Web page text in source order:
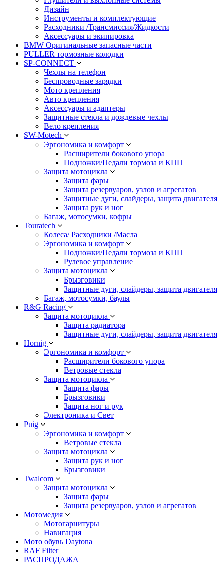
Дизайн
Инструменты и комплектующие
Расходники /Трансмиссия/Жидкости
Аксессуары и экипировка
BMW Оригинальные запасные части
PULLER тормозные колодки
SP-CONNECT
Чехлы на телефон
Беспроводные зарядки
Мото крепления
Авто крепления
Аксессуары и адаптеры
Защитные стекла и дождевые чехлы
Вело крепления
SW-Motech
Эргономика и комфорт
Расширители бокового упора
Подножки/Педали тормоза и КПП
Защита мотоцикла
Защита фары
Защита резервуаров, узлов и агрегатов
Защитные дуги, слайдеры, защита двигателя
Защита рук и ног
Багаж, мотосумки, кофры
Touratech
Колеса/ Расходники /Масла
Эргономика и комфорт
Подножки/Педали тормоза и КПП
Рулевое управление
Защита мотоцикла
Брызговики
Защитные дуги, слайдеры, защита двигателя
Багаж, мотосумки, баулы
R&G Racing
Защита мотоцикла
Защита радиатора
Защитные дуги, слайдеры, защита двигателя
Hornig
Эргономика и комфорт
Расширители бокового упора
Ветровые стекла
Защита мотоцикла
Защита фары
Брызговики
Защита ног и рук
Электроника и Свет
Puig
Эргономика и комфорт
Ветровые стекла
Защита мотоцикла
Защита рук и ног
Брызговики
Twalcom
Защита мотоцикла
Защита фары
Защита резервуаров, узлов и агрегатов
Мотомедия
Мотогарнитуры
Навигация
Мото обувь Daytona
RAF Filter
РАСПРОДАЖА